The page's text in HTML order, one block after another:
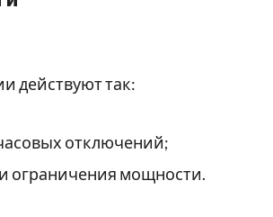
действуют так:
отключений;
ограничения мощности.